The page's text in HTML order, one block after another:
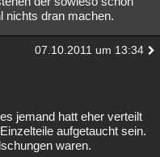
nichts dran machen.
07.10.2011 um 13:34
jemand hatt eher verteilt
aufgetaucht sein.
waren.